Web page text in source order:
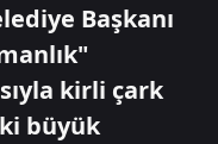
Başkanı
kirli çark
büyük